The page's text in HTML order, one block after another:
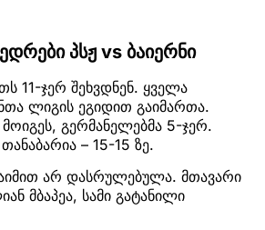
პსჟ vs ბაიერნი
11-ჯერ შეხვდნენ. ყველა
ლიგის ეგიდით გაიმართა.
გერმანელებმა 5-ჯერ.
– 15-15 ზე.
არ დასრულებულა. მთავარი
მბაპეა, სამი გატანილი